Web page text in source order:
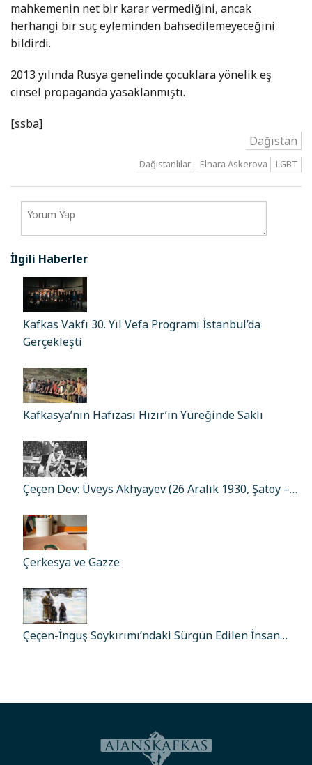
mahkemenin net bir karar vermediğini, ancak
herhangi bir suç eyleminden bahsedilemeyeceğini
bildirdi.
2013 yılında Rusya genelinde çocuklara yönelik eş
cinsel propaganda yasaklanmıştı.
[ssba]
Dağıstan
Dağıstanlılar Elnara Askerova LGBT
İlgili Haberler
Kafkas Vakfı 30. Yıl Vefa Programı İstanbul’da
Gerçekleşti
Kafkasya’nın Hafızası Hızır’ın Yüreğinde Saklı
Çeçen Dev: Üveys Akhyayev (26 Aralık 1930, Şatoy –…
Çerkesya ve Gazze
Çeçen-İnguş Soykırımı’ndaki Sürgün Edilen İnsan…